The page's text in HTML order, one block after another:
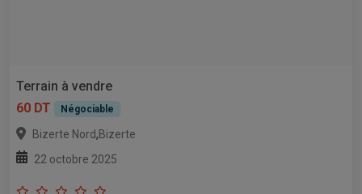
Terrain à vendre
60 DT
Négociable
Bizerte Nord,Bizerte
22 octobre 2025